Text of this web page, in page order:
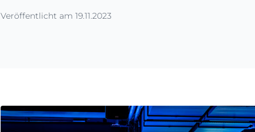
Veröffentlicht am 19.11.2023